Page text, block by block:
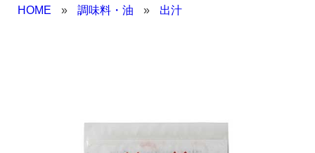
HOME » 調味料・油 » 出汁